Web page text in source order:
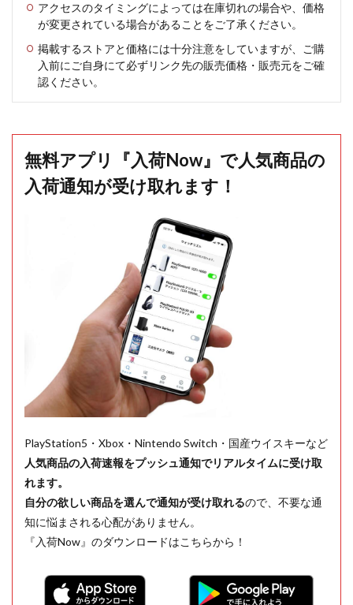
アクセスのタイミングによっては在庫切れの場合や、価格
が変更されている場合があることをご了承ください。
掲載するストアと価格には十分注意をしていますが、ご購
入前にご自身にて必ずリンク先の販売価格・販売元をご確
認ください。
無料アプリ『入荷Now』で人気商品の
入荷通知が受け取れます！
PlayStation5・Xbox・Nintendo Switch・国産ウイスキーなど
人気商品の入荷速報をプッシュ通知でリアルタイムに受け取
れます。
自分の欲しい商品を選んで通知が受け取れるので、不要な通
知に悩まされる心配がありません。
『入荷Now』のダウンロードはこちらから！